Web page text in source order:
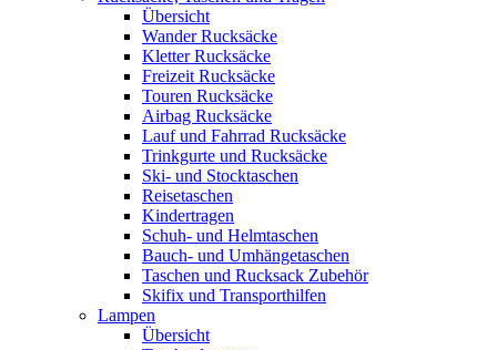
Übersicht
Wander Rucksäcke
Kletter Rucksäcke
Freizeit Rucksäcke
Touren Rucksäcke
Airbag Rucksäcke
Lauf und Fahrrad Rucksäcke
Trinkgurte und Rucksäcke
Ski- und Stocktaschen
Reisetaschen
Kindertragen
Schuh- und Helmtaschen
Bauch- und Umhängetaschen
Taschen und Rucksack Zubehör
Skifix und Transporthilfen
Lampen
Übersicht